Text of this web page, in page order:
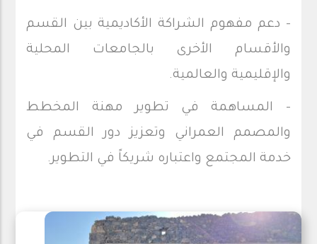
- دعم مفهوم الشراكة الأكاديمية بين القسم
والأقسام الأخرى بالجامعات المحلية
والإقليمية والعالمية.
- المساهمة في تطوير مهنة المخطط
والمصمم العمراني وتعزيز دور القسم في
خدمة المجتمع واعتباره شريكاً في التطوير.